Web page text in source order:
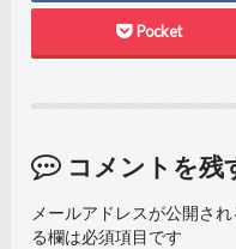
Pocket
コメントを残
メールアドレスが公開さ
る欄は必須項目です